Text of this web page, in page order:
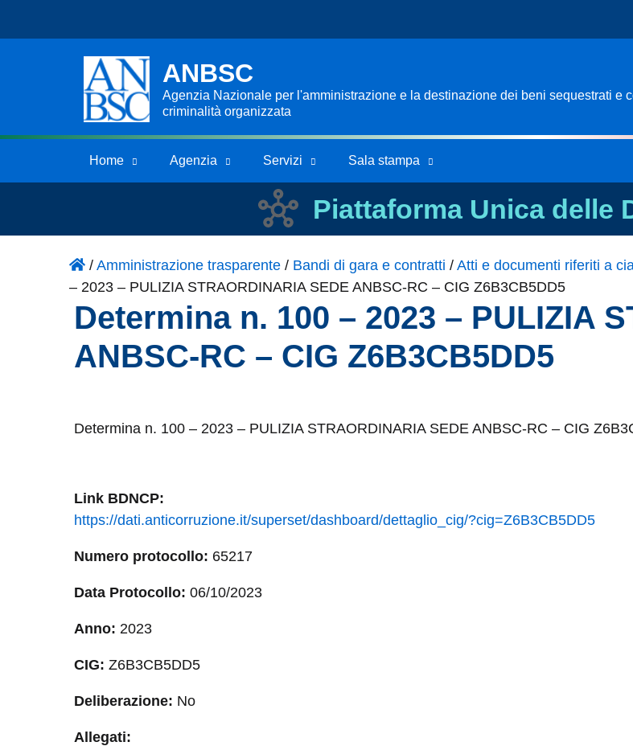
ANBSC
Agenzia Nazionale per l'amministrazione e la destinazione dei beni sequestrati e
criminalità organizzata
Home Agenzia Servizi Sala stampa
Piattaforma Unica delle
/Amministrazione trasparente / Bandi di gara e contratti /Atti e documenti riferiti a
– 2023 – PULIZIA STRAORDINARIA SEDE ANBSC-RC – CIG Z6B3CB5DD5
Determina n. 100 – 2023 – PULIZIA
ANBSC-RC – CIG Z6B3CB5DD5
Determina n. 100 – 2023 – PULIZIA STRAORDINARIA SEDE ANBSC-RC – CIG
Link BDNCP:
https://dati.anticorruzione.it/superset/dashboard/dettaglio_cig/?cig=Z6B3CB5DD5
Numero protocollo: 65217
Data Protocollo: 06/10/2023
Anno: 2023
CIG: Z6B3CB5DD5
Deliberazione: No
Allegati: